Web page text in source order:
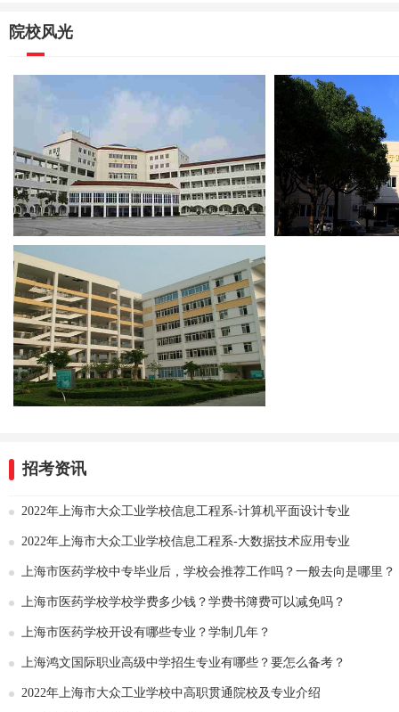
院校风光
招考资讯
2022年上海市大众工业学校信息工程系-计算机平面设计专业
2022年上海市大众工业学校信息工程系-大数据技术应用专业
上海市医药学校中专毕业后，学校会推荐工作吗？一般去向是哪里？
上海市医药学校学校学费多少钱？学费书簿费可以减免吗？
上海市医药学校开设有哪些专业？学制几年？
上海鸿文国际职业高级中学招生专业有哪些？要怎么备考？
2022年上海市大众工业学校中高职贯通院校及专业介绍